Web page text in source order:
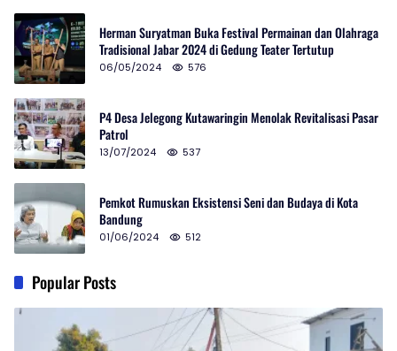
Herman Suryatman Buka Festival Permainan dan Olahraga
Tradisional Jabar 2024 di Gedung Teater Tertutup
06/05/2024 576
P4 Desa Jelegong Kutawaringin Menolak Revitalisasi Pasar
Patrol
13/07/2024 537
Pemkot Rumuskan Eksistensi Seni dan Budaya di Kota
Bandung
01/06/2024 512
Popular Posts